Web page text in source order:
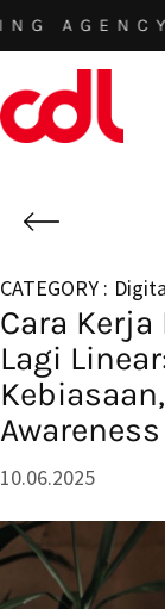
Skip
to
main
content
Cara
Lagi
Awareness
10.06.2025